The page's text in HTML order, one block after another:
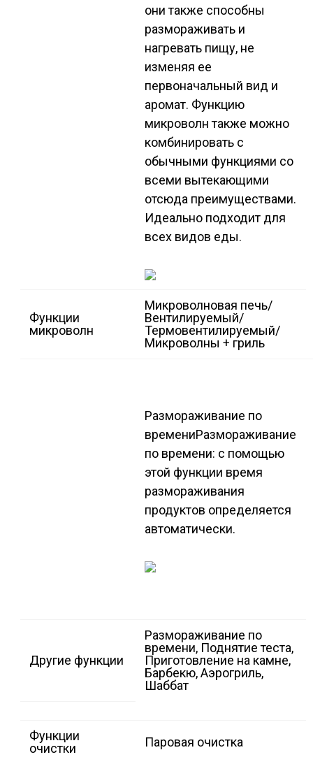
они также способны
размораживать и
нагревать пищу, не
изменяя ее
первоначальный вид и
аромат. Функцию
микроволн также можно
комбинировать с
обычными функциями со
всеми вытекающими
отсюда преимуществами.
Идеально подходит для
всех видов еды.
Функции
микроволн
Микроволновая печь/
Вентилируемый/
Термовентилируемый/
Микроволны + гриль
Размораживание по
времениРазмораживание
по времени: с помощью
этой функции время
размораживания
продуктов определяется
автоматически.
Другие функции
Размораживание по
времени, Поднятие теста,
Приготовление на камне,
Барбекю, Аэрогриль,
Шаббат
Функции
очистки
Паровая очистка